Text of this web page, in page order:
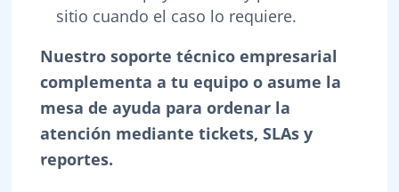
sitio cuando el caso lo requiere.
Nuestro soporte técnico empresarial
complementa a tu equipo o asume la
mesa de ayuda para ordenar la
atención mediante tickets, SLAs y
reportes.